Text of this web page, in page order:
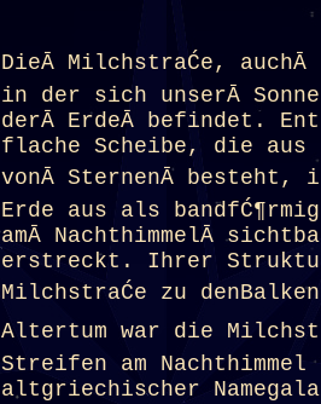
DieĀ MilchstraĆe,
in der sich unserĀ
derĀ ErdeĀ befindet.
flache Scheibe, die
vonĀ SternenĀ besteht,
Erde aus als
amĀ NachthimmelĀ
erstreckt. Ihrer
MilchstraĆe zu
Altertum war die
Streifen am
altgriechischer